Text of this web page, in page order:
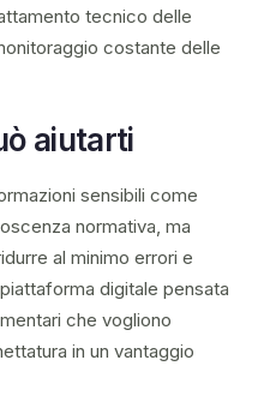
tecnico delle
costante delle
aiutarti
sensibili come
normativa, ma
al minimo errori e
digitale pensata
che vogliono
in un vantaggio